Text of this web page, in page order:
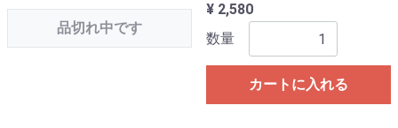
品切れ中です
¥ 2,580
数量
カートに入れる